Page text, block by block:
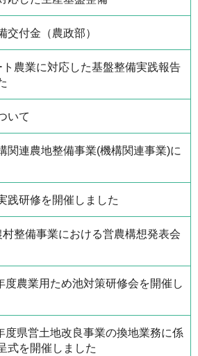
交付金（農政部）
農業に対応した基盤整備実践報告
いて
関連農地整備事業(機構関連事業)に
践研修を開催しました
整備事業における営農構想発表会
度農業用ため池対策研修会を開催し
度県営土地改良事業の換地業務に係
式を開催しました